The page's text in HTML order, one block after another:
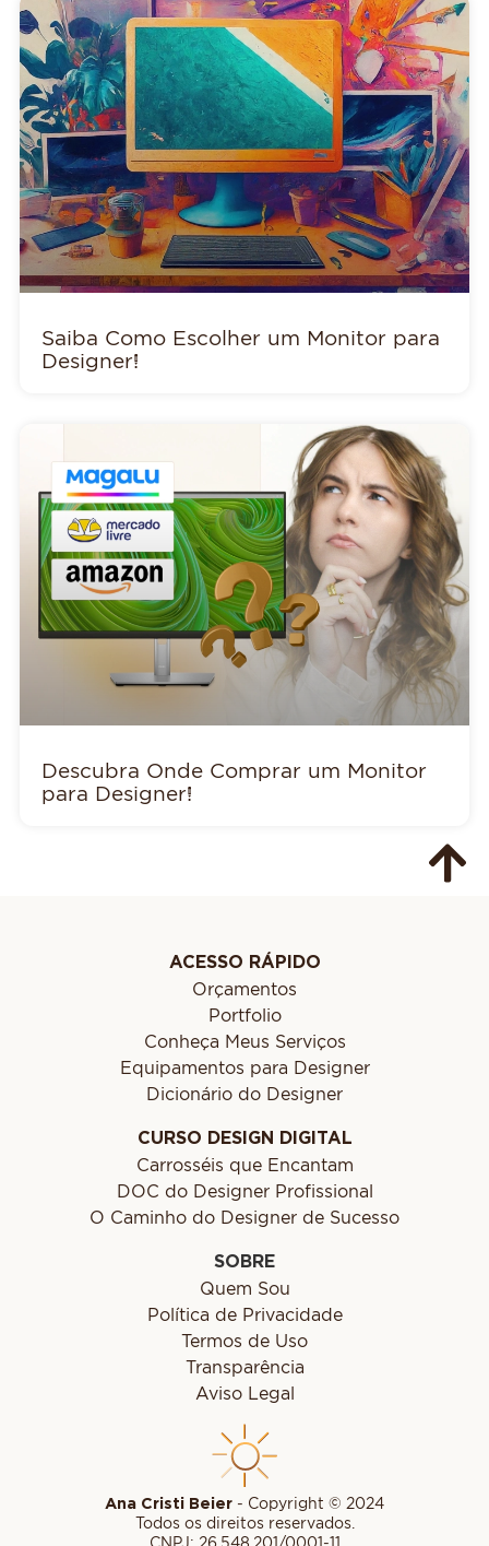
Saiba Como Escolher um Monitor para
Designer!
Descubra Onde Comprar um Monitor
para Designer!
Ana Cristi Beier - Copyright © 2024
Todos os direitos reservados.
CNPJ: 26.548.201/0001-11
ACESSO RÁPIDO
Orçamentos
Portfolio
Conheça Meus Serviços
Equipamentos para Designer
Dicionário do Designer
CURSO DESIGN DIGITAL
Carrosséis que Encantam
DOC do Designer Profissional
O Caminho do Designer de Sucesso
SOBRE
Quem Sou
Política de Privacidade
Termos de Uso
Transparência
Aviso Legal